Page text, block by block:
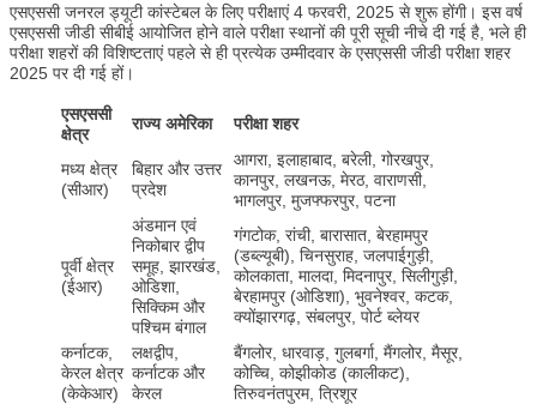
एसएससी जनरल ड्यूटी कांस्टेबल के लिए परीक्षाएं 4 फरवरी, 2025 से शुरू होंगी। इस वर्ष
एसएससी जीडी सीबीई आयोजित होने वाले परीक्षा स्थानों की पूरी सूची नीचे दी गई है, भले ही
परीक्षा शहरों की विशिष्टताएं पहले से ही प्रत्येक उम्मीदवार के एसएससी जीडी परीक्षा शहर
2025 पर दी गई हों।
एसएससी
क्षेत्र
राज्य अमेरिका परीक्षा शहर
मध्य क्षेत्र
(सीआर)
बिहार और उत्तर
प्रदेश
आगरा, इलाहाबाद, बरेली, गोरखपुर,
कानपुर, लखनऊ, मेरठ, वाराणसी,
भागलपुर, मुजफ्फरपुर, पटना
पूर्वी क्षेत्र
(ईआर)
अंडमान एवं
निकोबार द्वीप
समूह, झारखंड,
ओडिशा,
सिक्किम और
पश्चिम बंगाल
गंगटोक, रांची, बारासात, बेरहामपुर
(डब्ल्यूबी), चिनसुराह, जलपाईगुड़ी,
कोलकाता, मालदा, मिदनापुर, सिलीगुड़ी,
बेरहामपुर (ओडिशा), भुवनेश्वर, कटक,
क्योंझारगढ़, संबलपुर, पोर्ट ब्लेयर
कर्नाटक,
केरल क्षेत्र
(केकेआर)
लक्षद्वीप,
कर्नाटक और
केरल
बैंगलोर, धारवाड़, गुलबर्गा, मैंगलोर, मैसूर,
कोच्चि, कोझीकोड (कालीकट),
तिरुवनंतपुरम, त्रिशूर